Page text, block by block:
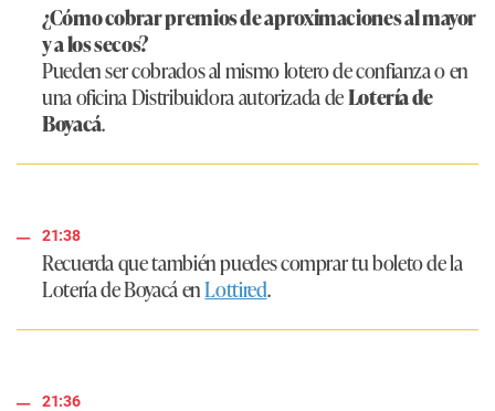
¿Cómo cobrar premios de aproximaciones al mayor
y a los secos?
Pueden ser cobrados al mismo lotero de confianza o en
una oficina Distribuidora autorizada deLotería de
Boyacá.
21:38
Recuerda que también puedes comprar tu boleto de la
Lotería de Boyacá enLottired.
21:36